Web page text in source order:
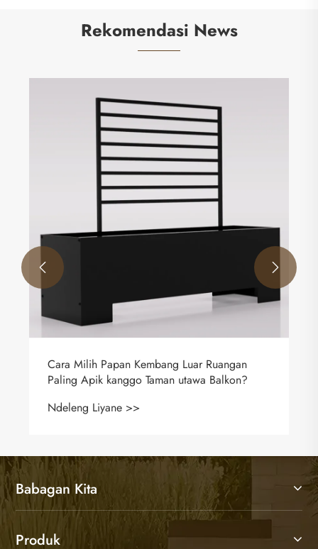
Rekomendasi News
Cara Milih Papan Kembang Luar Ruangan
Paling Apik kanggo Taman utawa Balkon?
Ndeleng Liyane >>
 
Babagan Kita
Produk